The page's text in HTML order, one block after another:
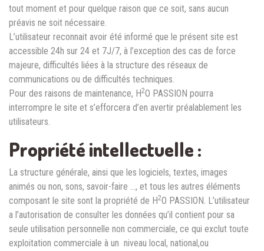
tout moment et pour quelque raison que ce soit, sans aucun
préavis ne soit nécessaire.
L’utilisateur reconnait avoir été informé que le présent site est
accessible 24h sur 24 et 7J/7, à l’exception des cas de force
majeure, difficultés liées à la structure des réseaux de
communications ou de difficultés techniques.
Pour des raisons de maintenance, H2O PASSION pourra
interrompre le site et s’efforcera d’en avertir préalablement les
utilisateurs.
Propriété intellectuelle :
La structure générale, ainsi que les logiciels, textes, images
animés ou non, sons, savoir-faire …, et tous les autres éléments
composant le site sont la propriété de H2O PASSION. L’utilisateur
a l’autorisation de consulter les données qu’il contient pour sa
seule utilisation personnelle non commerciale, ce qui exclut toute
exploitation commerciale à un niveau local, national,ou